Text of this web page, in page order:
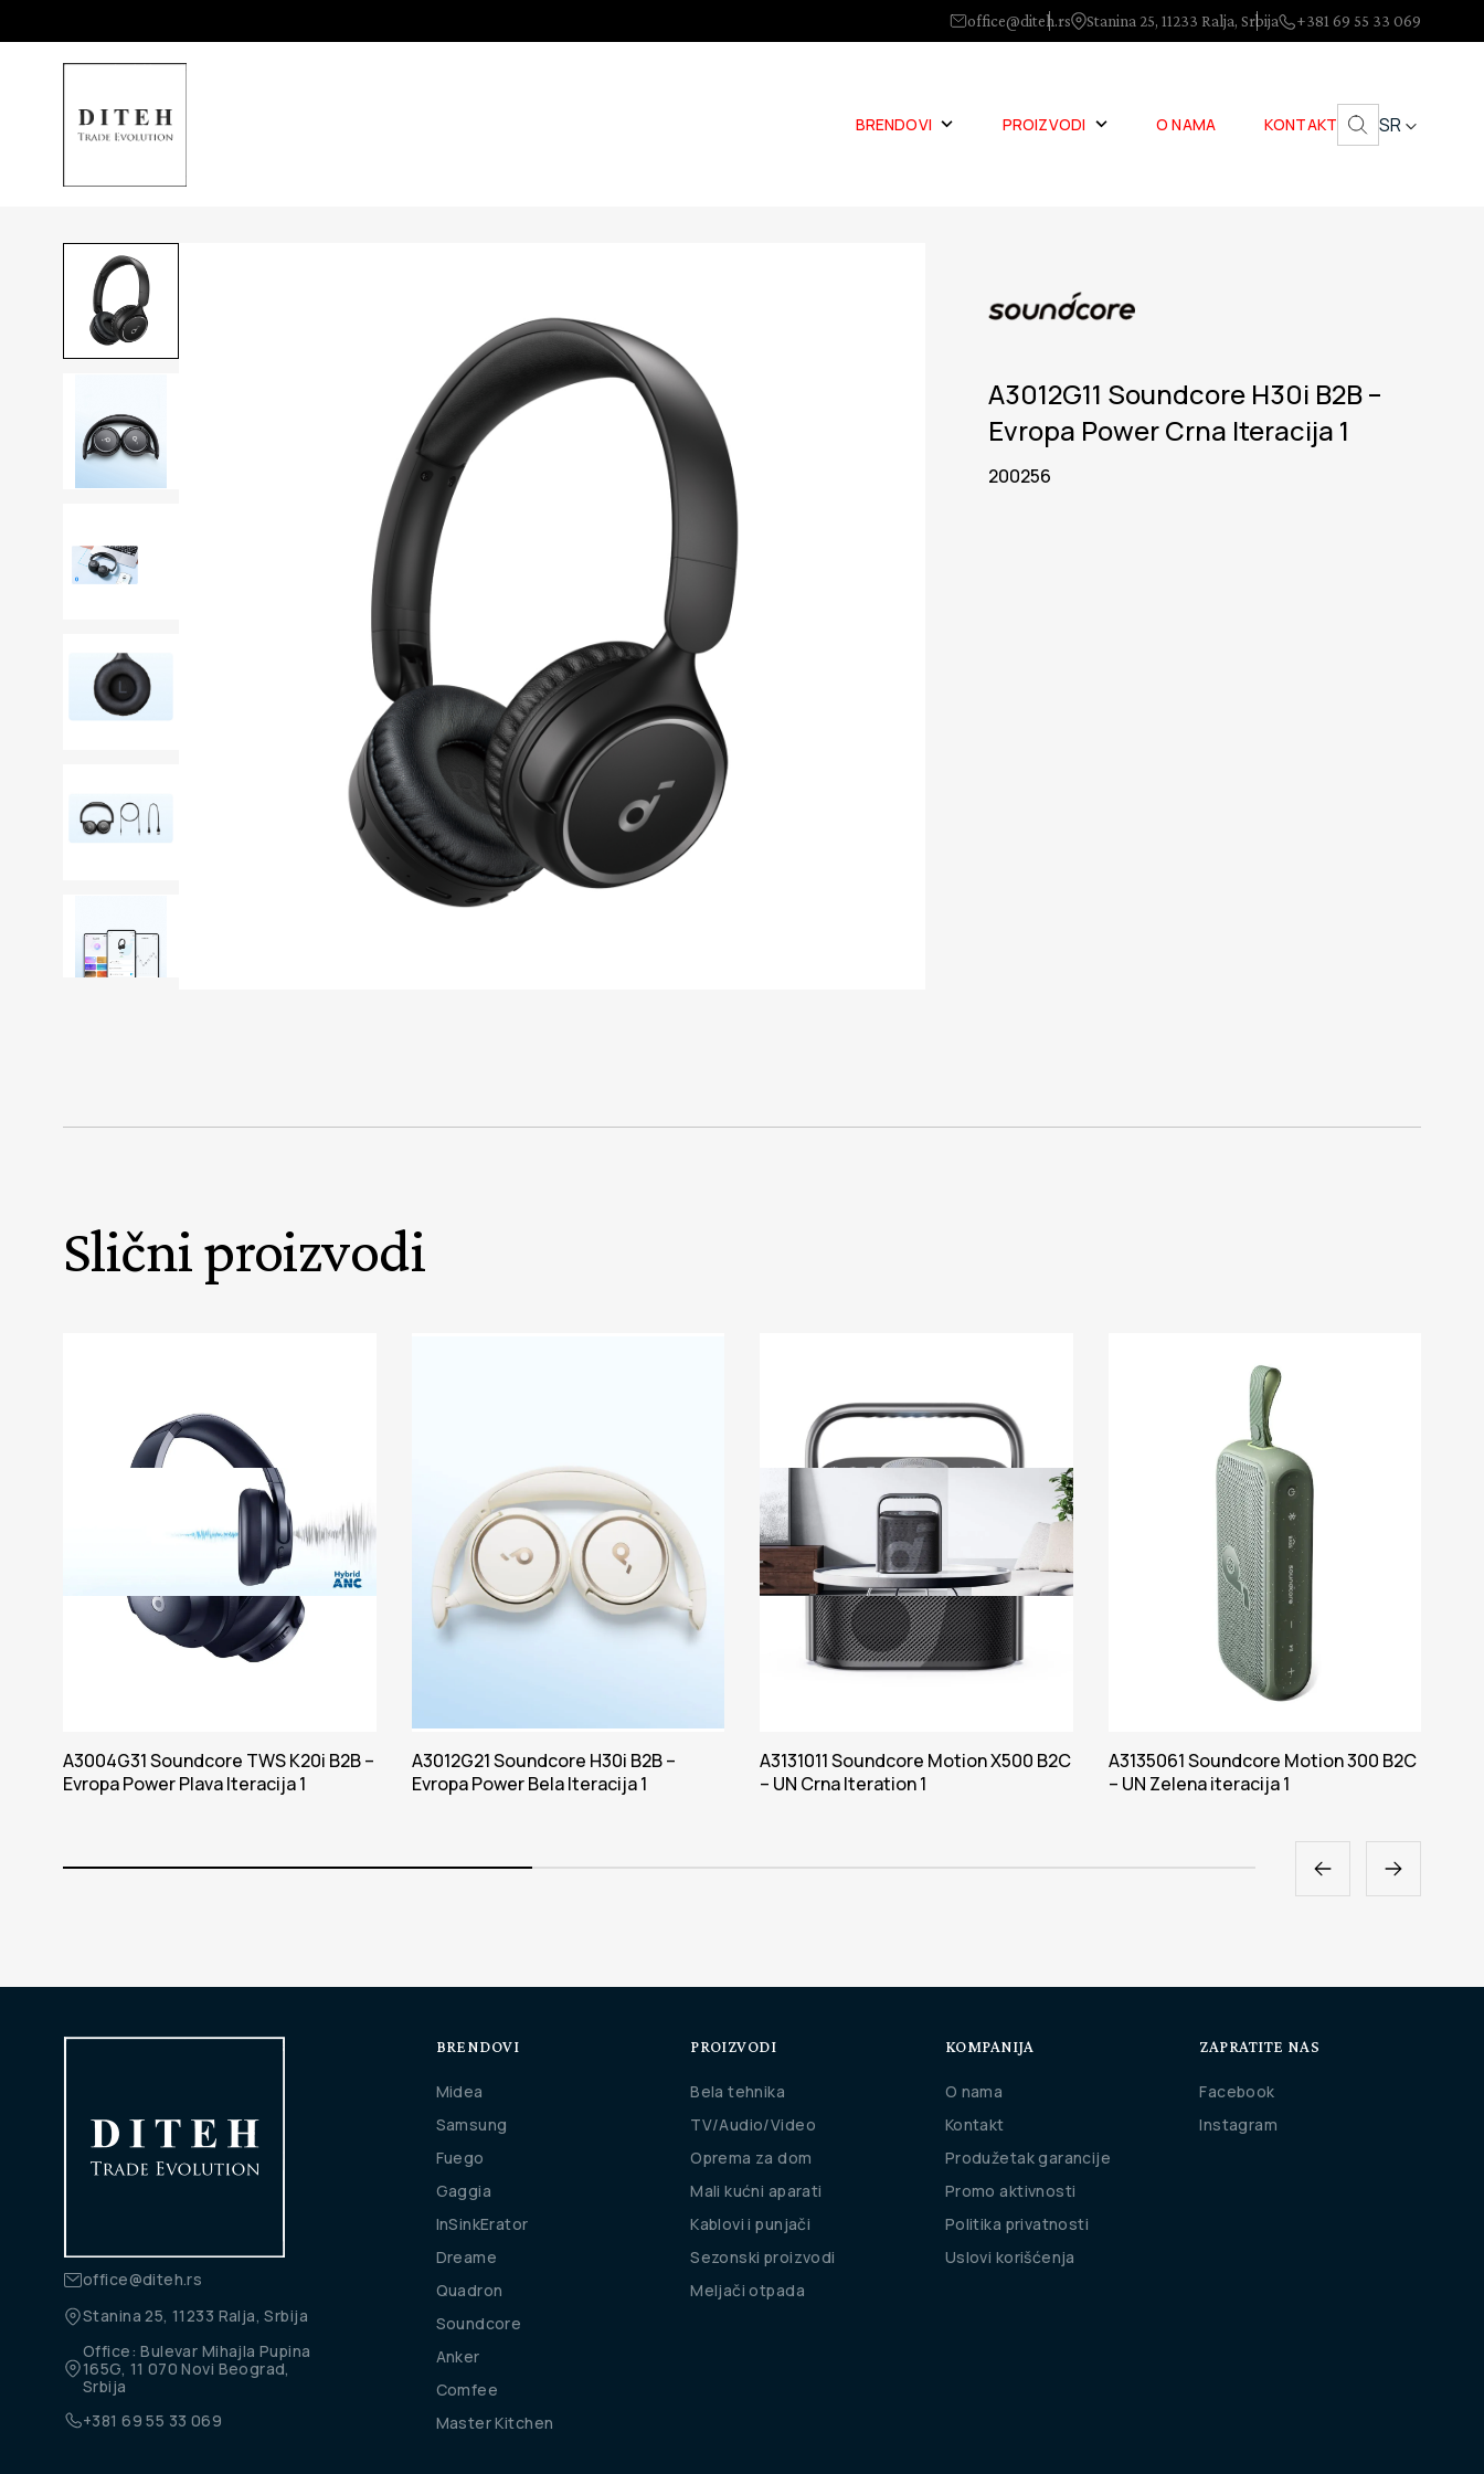
office@diteh.rs Stanina 25, 11233 Ralja, Srbija +381 69 55 33 069
BRENDOVI PROIZVODI O NAMA KONTAKT SR
A3012G11 Soundcore H30i B2B –
Evropa Power Crna Iteracija 1
200256
Slični proizvodi
A3004G31 Soundcore TWS K20i B2B –
Evropa Power Plava Iteracija 1
A3012G21 Soundcore H30i B2B –
Evropa Power Bela Iteracija 1
A3131011 Soundcore Motion X500 B2C
– UN Crna Iteration 1
A3135061 Soundcore Motion 300 B2C
– UN Zelena iteracija 1
office@diteh.rs
Stanina 25, 11233 Ralja, Srbija
Office: Bulevar Mihajla Pupina
165G, 11 070 Novi Beograd,
Srbija
+381 69 55 33 069
BRENDOVI
Midea
Samsung
Fuego
Gaggia
InSinkErator
Dreame
Quadron
Soundcore
Anker
Comfee
Master Kitchen
PROIZVODI
Bela tehnika
TV/Audio/Video
Oprema za dom
Mali kućni aparati
Kablovi i punjači
Sezonski proizvodi
Meljači otpada
KOMPANIJA
O nama
Kontakt
Produžetak garancije
Promo aktivnosti
Politika privatnosti
Uslovi korišćenja
ZAPRATITE NAS
Facebook
Instagram